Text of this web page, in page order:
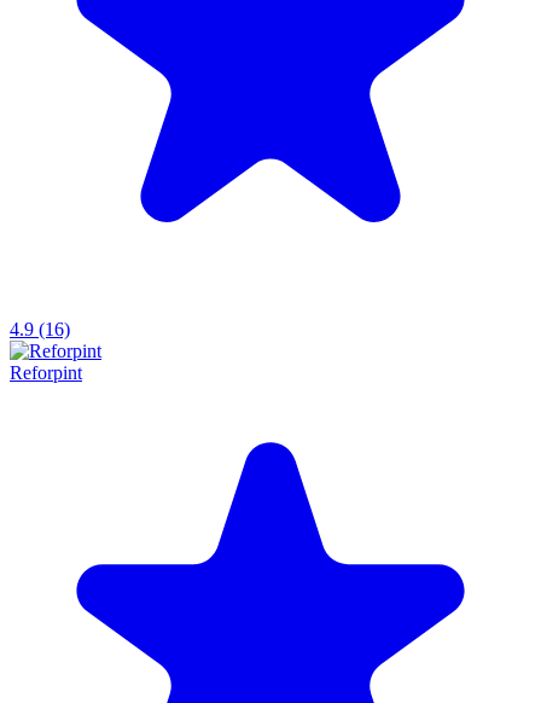
4.9 (16)
Reforpint